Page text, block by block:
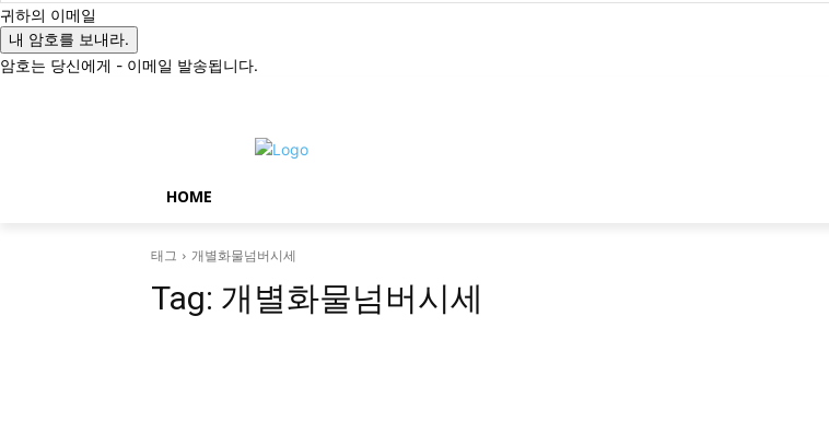
귀하의 이메일
암호는 당신에게 - 이메일 발송됩니다.
HOME
태그 개별화물넘버시세
Tag: 개별화물넘버시세